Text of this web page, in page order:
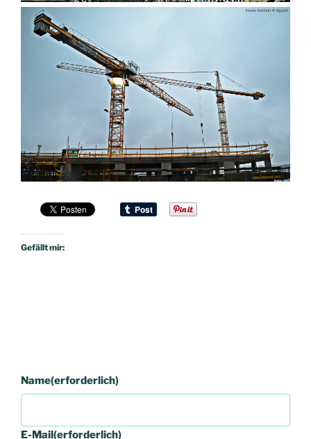
Gefällt mir:
Name(erforderlich)
E-Mail(erforderlich)